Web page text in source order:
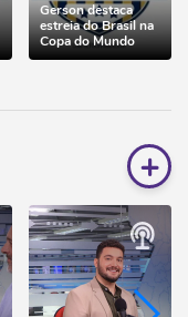
Gerson destaca
estreia do Brasil na
Copa do Mundo
+